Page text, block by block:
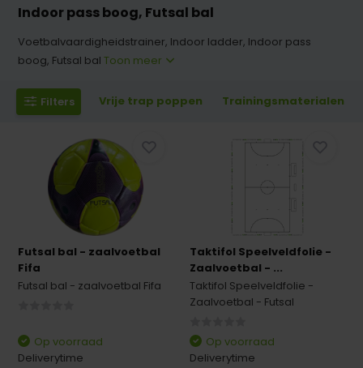
Indoor pass boog, Futsal bal
Voetbalvaardigheidstrainer, Indoor ladder, Indoor pass
boog, Futsal balToon meer
Filters Vrije trap poppen Trainingsmaterialen
Futsal bal - zaalvoetbal
Fifa
Futsal bal - zaalvoetbal Fifa
Op voorraad
Deliverytime
Taktifol Speelveldfolie -
Zaalvoetbal - ...
Taktifol Speelveldfolie -
Zaalvoetbal - Futsal
Op voorraad
Deliverytime